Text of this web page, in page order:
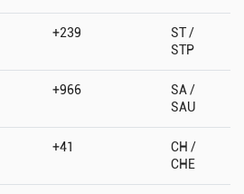
+239
ST /
STP
+966
SA /
SAU
+41
CH /
CHE